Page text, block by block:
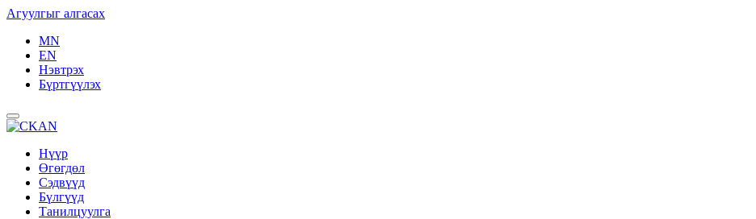
Агуулгыг алгасах
MN
EN
Нэвтрэх
Бүртгүүлэх
Нүүр
Өгөгдөл
Сэдвүүд
Бүлгүүд
Танилцуулга